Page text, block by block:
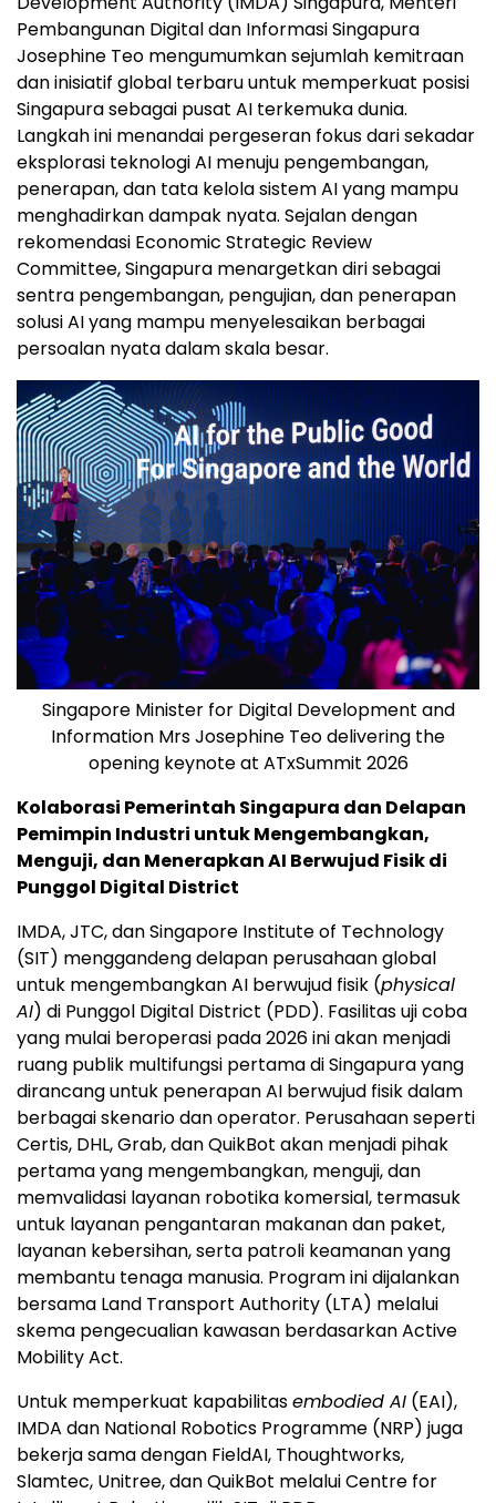
Pembangunan Digital dan Informasi Singapura
Josephine Teo mengumumkan sejumlah kemitraan
dan inisiatif global terbaru untuk memperkuat posisi
Singapura sebagai pusat AI terkemuka dunia.
Langkah ini menandai pergeseran fokus dari sekadar
eksplorasi teknologi AI menuju pengembangan,
penerapan, dan tata kelola sistem AI yang mampu
menghadirkan dampak nyata. Sejalan dengan
rekomendasi Economic Strategic Review
Committee, Singapura menargetkan diri sebagai
sentra pengembangan, pengujian, dan penerapan
solusi AI yang mampu menyelesaikan berbagai
persoalan nyata dalam skala besar.
Singapore Minister for Digital Development and
Information Mrs Josephine Teo delivering the
opening keynote at ATxSummit 2026
Kolaborasi Pemerintah Singapura dan Delapan
Pemimpin Industri untuk Mengembangkan,
Menguji, dan Menerapkan AI Berwujud Fisik di
Punggol Digital District
IMDA, JTC, dan Singapore Institute of Technology
(SIT) menggandeng delapan perusahaan global
untuk mengembangkan AI berwujud fisik (physical
AI) di Punggol Digital District (PDD). Fasilitas uji coba
yang mulai beroperasi pada 2026 ini akan menjadi
ruang publik multifungsi pertama di Singapura yang
dirancang untuk penerapan AI berwujud fisik dalam
berbagai skenario dan operator. Perusahaan seperti
Certis, DHL, Grab, dan QuikBot akan menjadi pihak
pertama yang mengembangkan, menguji, dan
memvalidasi layanan robotika komersial, termasuk
untuk layanan pengantaran makanan dan paket,
layanan kebersihan, serta patroli keamanan yang
membantu tenaga manusia. Program ini dijalankan
bersama Land Transport Authority (LTA) melalui
skema pengecualian kawasan berdasarkan Active
Mobility Act.
Untuk memperkuat kapabilitasembodied AI (EAI),
IMDA dan National Robotics Programme (NRP) juga
bekerja sama dengan FieldAI, Thoughtworks,
Slamtec, Unitree, dan QuikBot melalui Centre for